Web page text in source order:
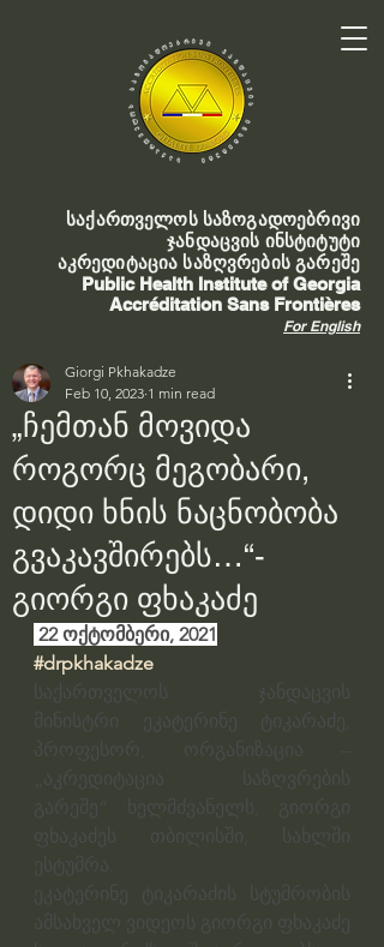
საქართველოს საზოგადოებრივი
ჯანდაცვის ინსტიტუტი
აკრედიტაცია საზღვრების გარეშე
Public Health Institute of Georgia
Accréditation Sans Frontières
For English
„ჩემთან მოვიდა
როგორც მეგობარი,
დიდი ხნის ნაცნობობა
გვაკავშირებს…“-
გიორგი ფხაკაძე
Giorgi Pkhakadze
Feb 10, 2023 1 min read
22 ოქტომბერი, 2021
#drpkhakadze
საქართველოს ჯანდაცვის
მინისტრი ეკატერინე ტიკარაძე,
პროფესორ, ორგანიზაცია –
„აკრედიტაცია საზღვრების
გარეშე“ ხელმძვანელს, გიორგი
ფხაკაძეს თბილისში, სახლში
ესტუმრა.
ეკატერინე ტიკარაძის სტუმრობის
ამსახველ ვიდეოს გიორგი ფხაკაძე